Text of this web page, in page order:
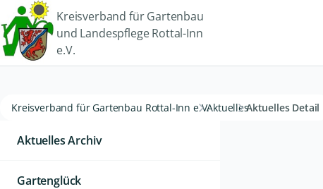
Kreisverband für Gartenbau
und Landespflege Rottal-Inn
e.V.
Kreisverband für Gartenbau Rottal-Inn e.V.AktuellesAktuelles Detail
Aktuelles Archiv
Gartenglück